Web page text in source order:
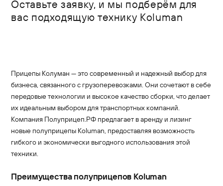
Оставьте заявку, и мы подберём для
вас подходящую технику Koluman
Прицепы Колуман — это современный и надежный выбор для
бизнеса, связанного с грузоперевозками. Они сочетают в себе
передовые технологии и высокое качество сборки, что делает
их идеальным выбором для транспортных компаний.
Компания Полуприцеп.РФ предлагает в аренду и лизинг
новые полуприцепы Koluman, предоставляя возможность
гибкого и экономически выгодного использования этой
техники.
Преимущества полуприцепов Koluman